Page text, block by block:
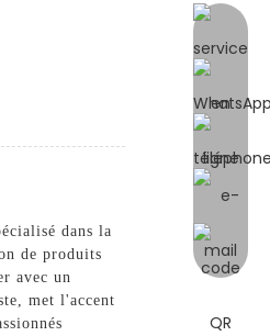
dans la
de produits
avec un
met l'accent